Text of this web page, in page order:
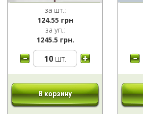
за шт.:
124.55 грн
за уп.:
1245.5 грн.
10шт.
В корзину